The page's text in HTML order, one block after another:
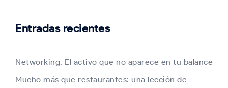
Entradas recientes
Networking. El activo que no aparece en tu balance
Mucho más que restaurantes: una lección de